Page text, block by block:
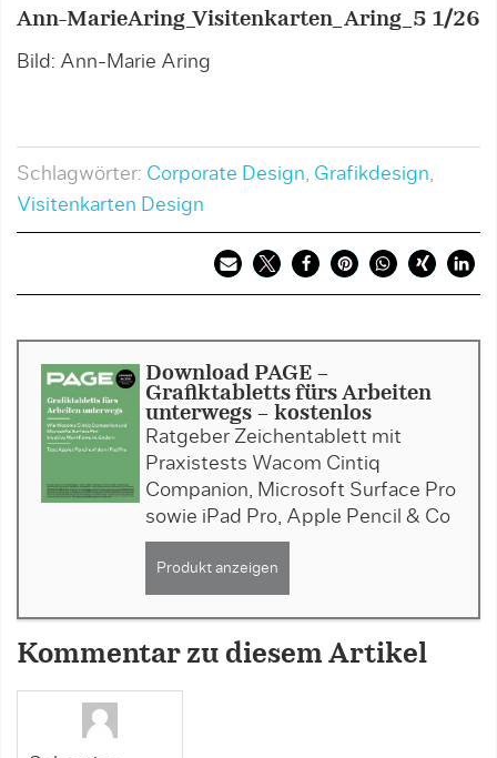
Ann-MarieAring_Visitenkarten_Aring_5
Bild: Ann-Marie Aring
1/26
Schlagwörter: Corporate Design, Grafikdesign,
Visitenkarten Design
Download PAGE -
Grafiktabletts fürs Arbeiten
unterwegs - kostenlos
Ratgeber Zeichentablett mit
Praxistests Wacom Cintiq
Companion, Microsoft Surface Pro
sowie iPad Pro, Apple Pencil & Co
Produkt anzeigen
Kommentar zu diesem Artikel